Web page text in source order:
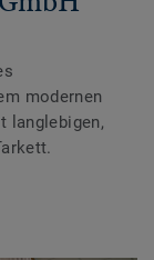
modernen
langlebigen,